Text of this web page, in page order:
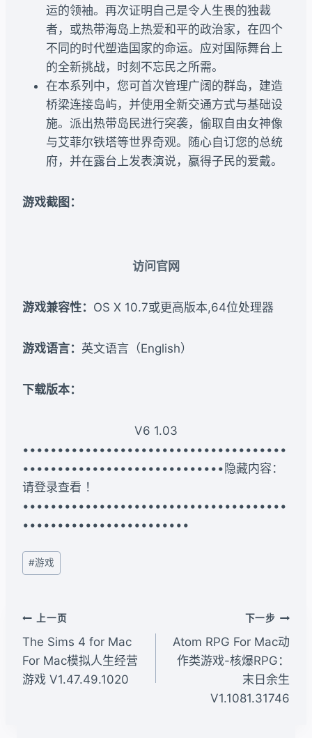
运的领袖。再次证明自己是令人生畏的独裁
者，或热带海岛上热爱和平的政治家，在四个
不同的时代塑造国家的命运。应对国际舞台上
的全新挑战，时刻不忘民之所需。
在本系列中，您可首次管理广阔的群岛，建造
桥梁连接岛屿，并使用全新交通方式与基础设
施。派出热带岛民进行突袭，偷取自由女神像
与艾菲尔铁塔等世界奇观。随心自订您的总统
府，并在露台上发表演说，赢得子民的爱戴。
游戏截图：
访问官网
游戏兼容性： OS X 10.7或更高版本,64位处理器
游戏语言： 英文语言（English）
下载版本：
V6 1.03
••••••••••••••••••••••••••••••••••••••
•••••••••••••••••••••••••••••隐藏内容：
请登录查看 ！
••••••••••••••••••••••••••••••••••••••
••••••••••••••••••••••••
文
章
签：
#游戏
文
章
导
航
上一页
The Sims 4 for Mac
For Mac模拟人生经营
游戏 V1.47.49.1020
下一步
Atom RPG For Mac动
作类游戏-核爆RPG：
末日余生
V1.1081.31746